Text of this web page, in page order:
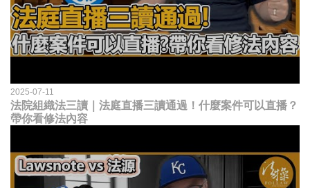
2025-07-11
法院組織法三讀｜法庭直播三讀通過！什麼案件可以直播？
帶你看修法內容